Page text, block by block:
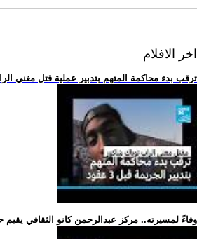
اخر الافلام
.. ترقب بدء محاكمة المتهم بتدبير عملية قتل مغني
.. وفاءً لمسيرته.. مركز عبدالرحمن كانو الثقافي